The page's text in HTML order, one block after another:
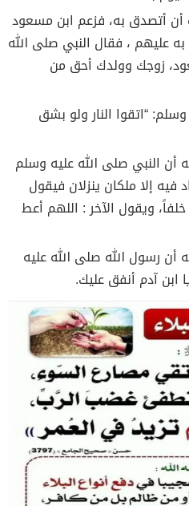
أتصدق به، فزعم ابن مسعود
عليهم ، فقال النبي صلى الله
زوجك وولدك أحق من
“اتقوا النار ولو بشق
أن النبي صلى الله عليه وسلم
فيه إلا ملكان ينزلان فيقول
ويقول الآخر : اللهم أعط
أن رسول الله صلى الله عليه
ابن آدم أنفق عليك.